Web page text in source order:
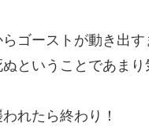
ゴーストが動き出
ということであまり
れたら終わり！